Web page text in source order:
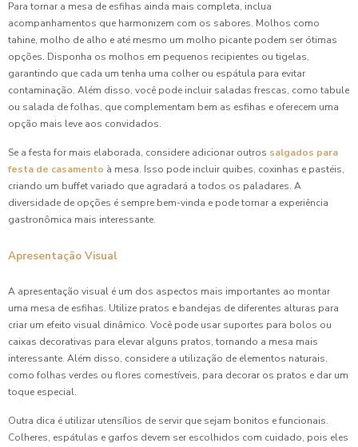
Para tornar a mesa de esfihas ainda mais completa, inclua
acompanhamentos que harmonizem com os sabores. Molhos como
tahine, molho de alho e até mesmo um molho picante podem ser ótimas
opções. Disponha os molhos em pequenos recipientes ou tigelas,
garantindo que cada um tenha uma colher ou espátula para evitar
contaminação. Além disso, você pode incluir saladas frescas, como tabule
ou salada de folhas, que complementam bem as esfihas e oferecem uma
opção mais leve aos convidados.
Se a festa for mais elaborada, considere adicionar outros salgados para
festa de casamento à mesa. Isso pode incluir quibes, coxinhas e pastéis,
criando um buffet variado que agradará a todos os paladares. A
diversidade de opções é sempre bem-vinda e pode tornar a experiência
gastronômica mais interessante.
Apresentação Visual
A apresentação visual é um dos aspectos mais importantes ao montar
uma mesa de esfihas. Utilize pratos e bandejas de diferentes alturas para
criar um efeito visual dinâmico. Você pode usar suportes para bolos ou
caixas decorativas para elevar alguns pratos, tornando a mesa mais
interessante. Além disso, considere a utilização de elementos naturais,
como folhas verdes ou flores comestíveis, para decorar os pratos e dar um
toque especial.
Outra dica é utilizar utensílios de servir que sejam bonitos e funcionais.
Colheres, espátulas e garfos devem ser escolhidos com cuidado, pois eles